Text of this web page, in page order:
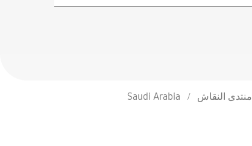
Saudi Arabia منتدى النقاش